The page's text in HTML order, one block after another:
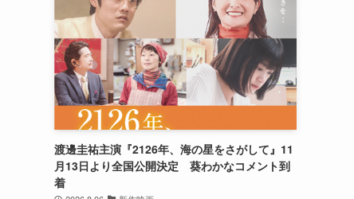
渡邊圭祐主演『2126年、海の星をさがして』11
月13日より全国公開決定 葵わかなコメント到
着